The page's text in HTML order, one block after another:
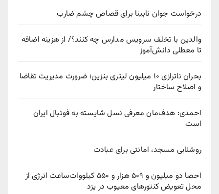
درخواست جوان نابینا برای قصاص چشم ضارب
والدین با تخلف سرویس مدارس چه کنند؟/ از هزینه اضافه
تا معطلی دانش‌آموز
بحران ناترازی ۱۰ میلیون لیتری بنزین؛ ضرورت مدیریت تقاضا
و اصلاح ساختار
احمدی: هدف‌مان معرفی نسل شایسته به فوتبال ایران
است
روشنایی مسجد، امانتی برای عبادت
احصا دو میلیون و ۵۰۹ هزار و ۵۵۰ کیلووات‌ساعت انرژی از
محل تعویض کنتورهای معیوب در یزد